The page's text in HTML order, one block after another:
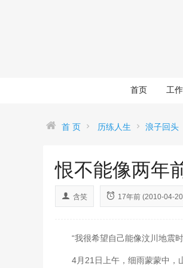
首页 工
首 页 历练人生 浪子回头
恨不能像两年
含笑 17年前 (2010-04-
“我很希望自己能像汶川地震时
4月21日上午，细雨蒙蒙中，山